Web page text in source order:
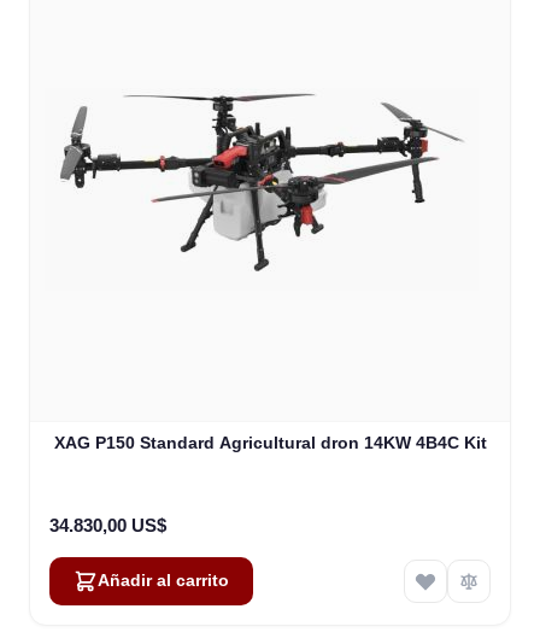
XAG P150 Standard Agricultural dron 14KW 4B4C Kit
34.830,00 US$
Añadir al carrito